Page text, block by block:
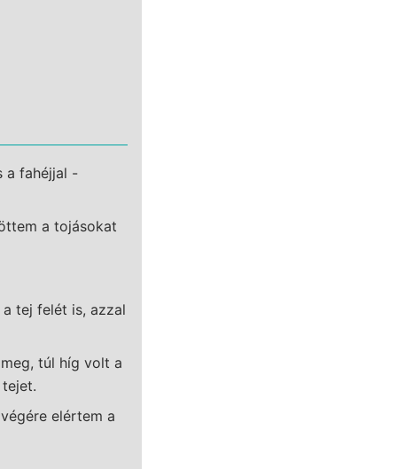
a fahéjjal -
a tojásokat
tej felét is, azzal
túl híg volt a
elértem a